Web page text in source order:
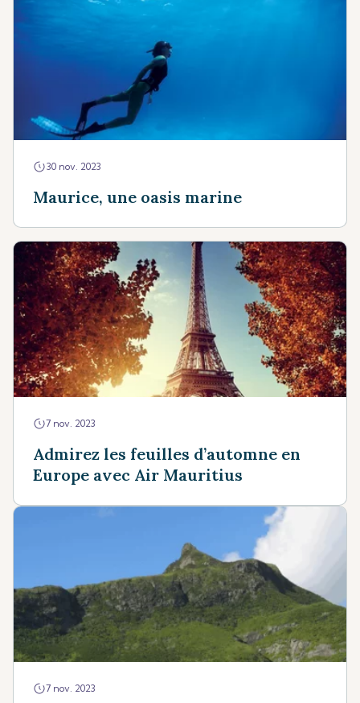
30 nov. 2023
Maurice, une oasis marine
7 nov. 2023
Admirez les feuilles d’automne en
Europe avec Air Mauritius
7 nov. 2023